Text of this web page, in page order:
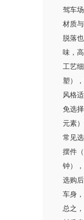
驾车
材质
脱落
味，
工艺
塑）
风格
免选
元素
常见
摆件
钟）
选购
车身
总之